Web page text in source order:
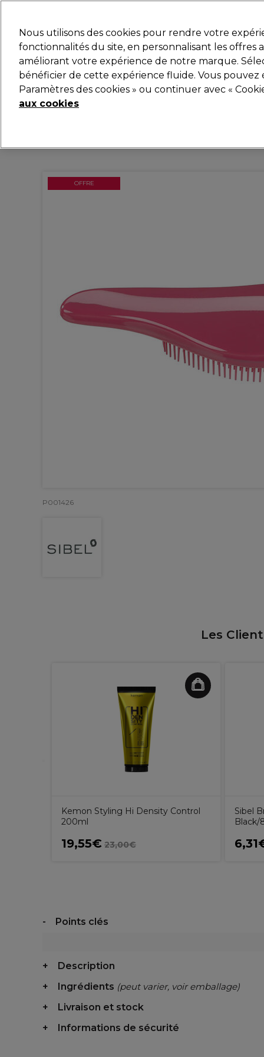
Marques Bons plans Coiffure Electro et
Livraison et délais
OFFRE
P001426
Les
Kemon Styling Hi Density Control
200ml
19,55€ 23,00€
Sibel
Black/
Points clés
Description
Ingrédients (peut varier, voir emballage)
Livraison et stock
Informations de sécurité
Nous utilisons des cookies pour rendre votre
fonctionnalités du site, en personnalisant les offres
améliorant votre expérience de notre marque.
bénéficier de cette expérience fluide. Vous
Paramètres des cookies » ou continuer avec «
aux cookies